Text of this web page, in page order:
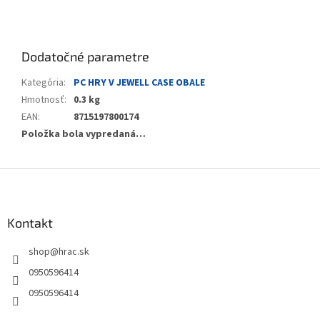
Dodatočné parametre
Kategória:
PC HRY V JEWELL CASE OBALE
Hmotnosť: 0.3 kg
EAN:
8715197800174
Položka bola vypredaná…
Kontakt
shop@hrac.sk
0950596414
0950596414